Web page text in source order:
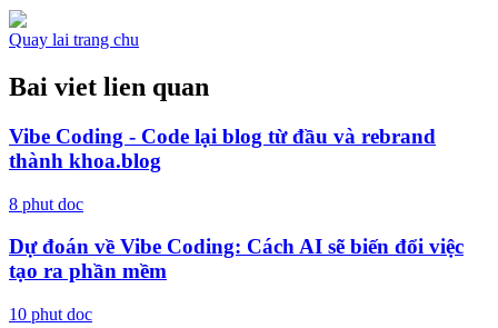
Quay lai trang chu
Bai viet lien quan
Vibe Coding - Code lại blog từ đầu và rebrand
thành khoa.blog
8 phut doc
Dự đoán về Vibe Coding: Cách AI sẽ biến đổi việc
tạo ra phần mềm
10 phut doc